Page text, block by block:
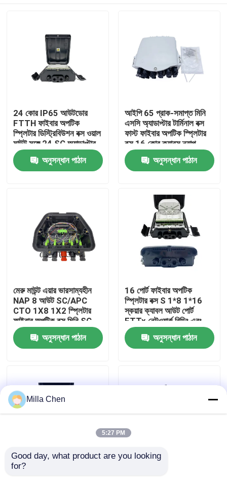
আমাদের সম্পর্কে
কারখানা ভ্রমণ
মান নিয়ন্ত্রণ
যোগাযোগ করুন
মামলা
24 কোর IP65 আউটডোর
FTTH ফাইবার অপটিক
স্প্লিটার ডিস্ট্রিবিউশন বক্স ওয়াল
মাউন্ট সঙ্গে 24 SC অ্যাডাপ্টার
PC+ABS FDB0224HF
অনুসন্ধান পাঠান
আইপি 65 প্রাক-সমাপ্ত মিনি
এসসি অ্যাডাপ্টার টার্মিনাল বক্স
ফাস্ট ফাইবার অপটিক স্প্লিটার
বক্স 16 কোর ক্যাবস ন্যাপ
অনুসন্ধান পাঠান
মেরু মাউন্ট এয়ার ভারসাম্যহীন
NAP 8 আউট SC/APC
CTO 1X8 1X2 স্প্লিটার
ফাইবার অপটিক বক্স মিনি SC
অনুসন্ধান পাঠান
16 পোর্ট ফাইবার অপটিক
স্প্লিটার বক্স S 1*8 1*16
স্কয়ার ক্যাবল আউট পোর্ট
FTTx নেটওয়ার্ক বিল্ডিং এবং
পরিচালনার জন্য
অনুসন্ধান পাঠান
আউটডোর এনএপি এফটিটিএইচ
Milla Chen
5:27 PM
Good day, what product are you looking
for?